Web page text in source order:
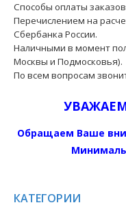
Способы оплаты
Перечислением на
Сбербанка России.
Наличными в момент
Москвы и Подмосковья).
По всем вопросам
Обращаем Ваше
КАТЕГОРИИ